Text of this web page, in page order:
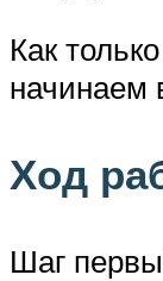
Как
начинаем
Ход
Шаг